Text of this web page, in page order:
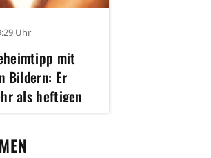
Uhr
mit
Bildern: Er
als heftigen